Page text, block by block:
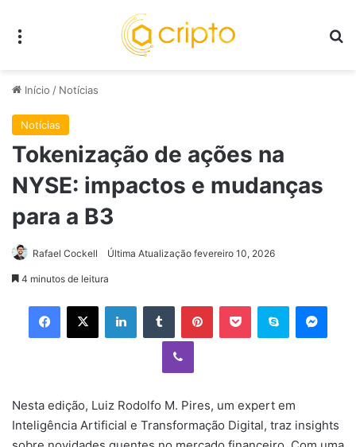
Início / Notícias
Notícias
Tokenização de ações na
NYSE: impactos e mudanças
para a B3
Rafael Cockell Última Atualização fevereiro 10, 2026
4 minutos de leitura
Facebook
X LinkedinTumblr PinterestPocket Skype
Viber
Nesta edição, Luiz Rodolfo M. Pires, um expert em
Inteligência Artificial e Transformação Digital, traz insights